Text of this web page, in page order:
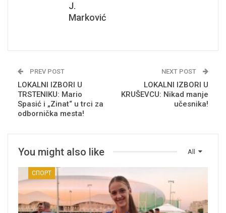
J.
Marković
PREV POST
LOKALNI IZBORI U
TRSTENIKU: Mario
Spasić i „Zinat“ u trci za
odbornička mesta!
NEXT POST
LOKALNI IZBORI U
KRUŠEVCU: Nikad manje
učesnika!
All
You might also like
СПОРТ